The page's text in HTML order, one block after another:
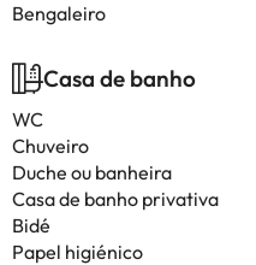
Bengaleiro
Casa de banho
WC
Chuveiro
Duche ou banheira
Casa de banho privativa
Bidé
Papel higiénico